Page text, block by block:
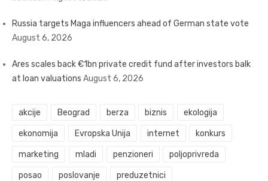
Russia targets Maga influencers ahead of German state vote
August 6, 2026
Ares scales back €1bn private credit fund after investors balk
at loan valuations August 6, 2026
akcije Beograd berza biznis ekologija
ekonomija Evropska Unija internet konkurs
marketing mladi penzioneri poljoprivreda
posao poslovanje preduzetnici